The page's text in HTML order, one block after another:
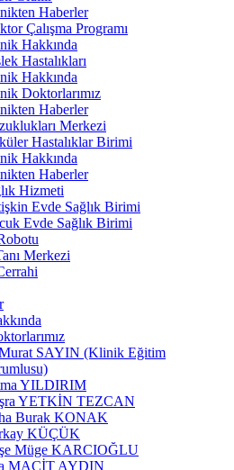
Haberler
Çalışma Programı
Hakkında
Hastalıkları
Hakkında
Doktorlarımız
Haberler
Merkezi
Hastalıklar Birimi
Hakkında
Haberler
Hizmeti
Evde Sağlık Birimi
Evde Sağlık Birimi
Merkezi
SAYIN (Klinik Eğitim
YILDIRIM
YETKİN TEZCAN
Burak KONAK
KÜÇÜK
Müge KARCIOĞLU
MACİT AYDIN